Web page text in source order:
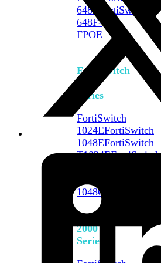
648F
FortiSwitch
648F-
FPOE
FortiSwitch
Series
FortiSwitch
1024EFortiSwitch
1048EFortiSwitch
T1024EFortiSwitch
1048G
FortiSwitch
2000
Series